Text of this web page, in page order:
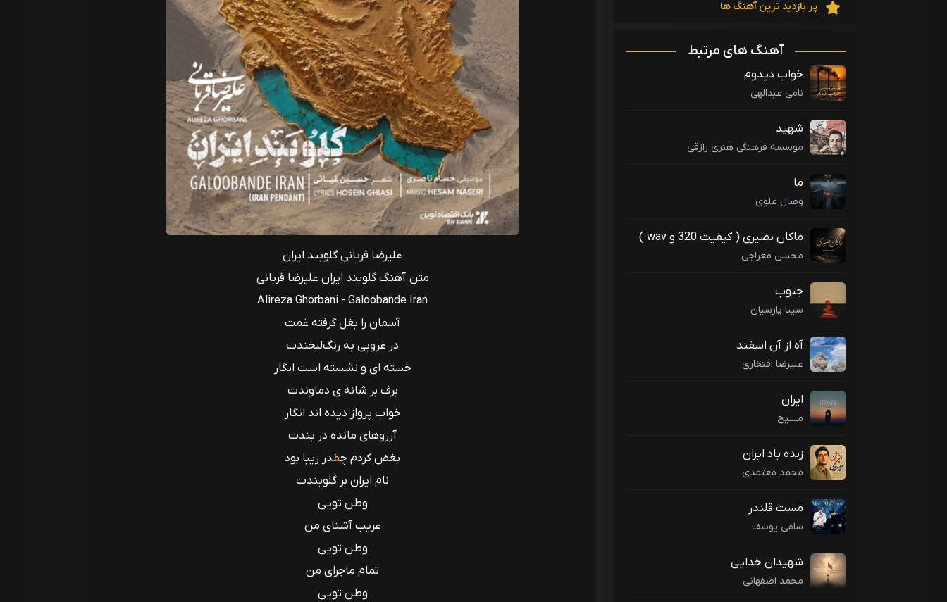
پر بازدید ترین آهنگ ها
آهنگ های مرتبط
خواب دیدوم
نامی عبدالهی
شهید
موسسه فرهنگی هنری رازقی
ما
وصال علوی
ماکان نصیری ( کیفیت 320 و wav )
محسن معراجی
جنوب
سینا پارسیان
آه از آن اسفند
علیرضا افتخاری
ایران
مسیح
زنده باد ایران
محمد معتمدی
مست قلندر
سامی یوسف
شهیدان خدایی
محمد اصفهانی
علیرضا قربانی گلوبند ایران
متن آهنگ گلوبند ایران علیرضا قربانی
Alireza Ghorbani - Galoobande Iran
آسمان را بغل گرفته غمت
در غروبی به رنگ‌لبخندت
خسته ای و نشسته است انگار
برف بر شانه ی دماوندت
خواب پرواز دیده اند انگار
آرزوهای مانده در بندت
بغض کردم چقدر زیبا بود
نام ایران بر گلوبندت
وطن تویی
غریب آشنای من
وطن تویی
تمام ماجرای من
وطن تویی